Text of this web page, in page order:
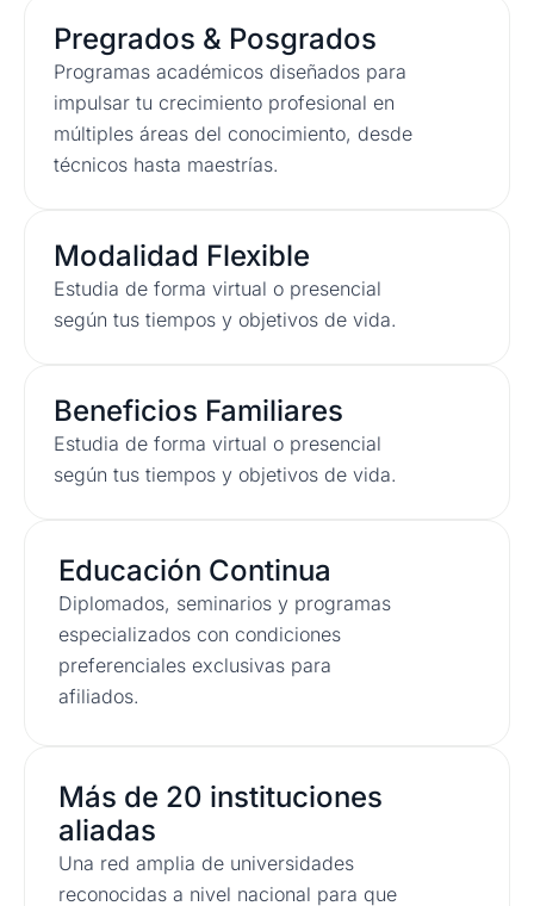
Pregrados & Posgrados
Programas académicos diseñados para
impulsar tu crecimiento profesional en
múltiples áreas del conocimiento, desde
técnicos hasta maestrías.
Modalidad Flexible
Estudia de forma virtual o presencial
según tus tiempos y objetivos de vida.
Beneficios Familiares
Estudia de forma virtual o presencial
según tus tiempos y objetivos de vida.
Educación Continua
Diplomados, seminarios y programas
especializados con condiciones
preferenciales exclusivas para
afiliados.
Más de 20 instituciones
aliadas
Una red amplia de universidades
reconocidas a nivel nacional para que